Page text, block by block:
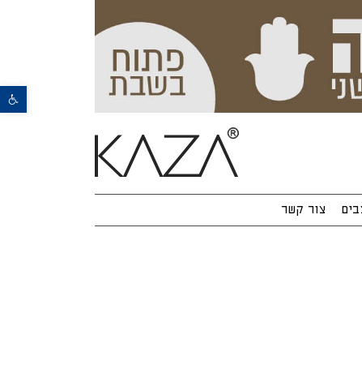
פתח סרגל נגישות
צור קשר